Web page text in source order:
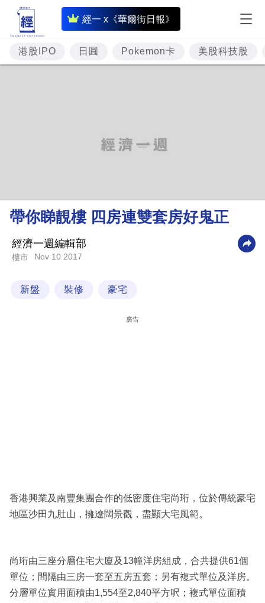
經一 x《華爾街日報》
即
時
財
經
理
財
商
業
技
閱
港股IPO 日圓 Pokemon卡 美股科技股
帶你睇靚樓 四房連雙套房好鬼正
經濟一週編輯部
樓市 Nov 10 2017
新盤 裝修 豪宅
廣告
香港興業及南豐集團合作的低密度住宅尚珩，位於傳統豪宅
地區沙田九肚山，擁遼闊景觀，盡顯大宅風範。
尚珩由三座分層住宅大廈及13幢洋房組成，合共提供61個
單位；間隔由三房一套至五房五套；另有複式單位及洋房。
分層單位實用面積由1,554至2,840平方呎；複式單位面積